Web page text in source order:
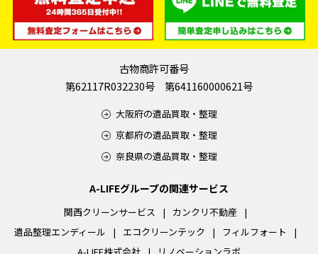
古物商許可番号
第62117R032230号 第641160000621号
大阪府の遺品買取・整理
京都府の遺品買取・整理
奈良県の遺品買取・整理
A-LIFEグループの関連サービス
関西クリーンサービス
カンクリ不動産
遺品整理エンディール
エコクリーンテック
フィルフォート